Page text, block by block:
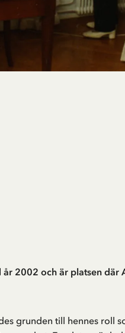
2002 och är platsen där
grunden till hennes roll